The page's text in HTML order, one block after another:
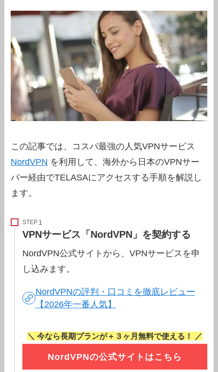
この記事では、コスパ最強の人気VPNサービス
NordVPN を利用して、海外から日本のVPNサー
バー経由でTELASAにアクセスする手順を解説し
ます。
STEP
VPNサービス「NordVPN」を契約する
NordVPN公式サイトから、VPNサービスを申
し込みます。
NordVPNの評判・口コミを徹底レビュー
【2026年一番人気】
＼ 今なら長期プランが＋３ヶ月無料で使える！ ／
NordVPNの公式サイトはこちら